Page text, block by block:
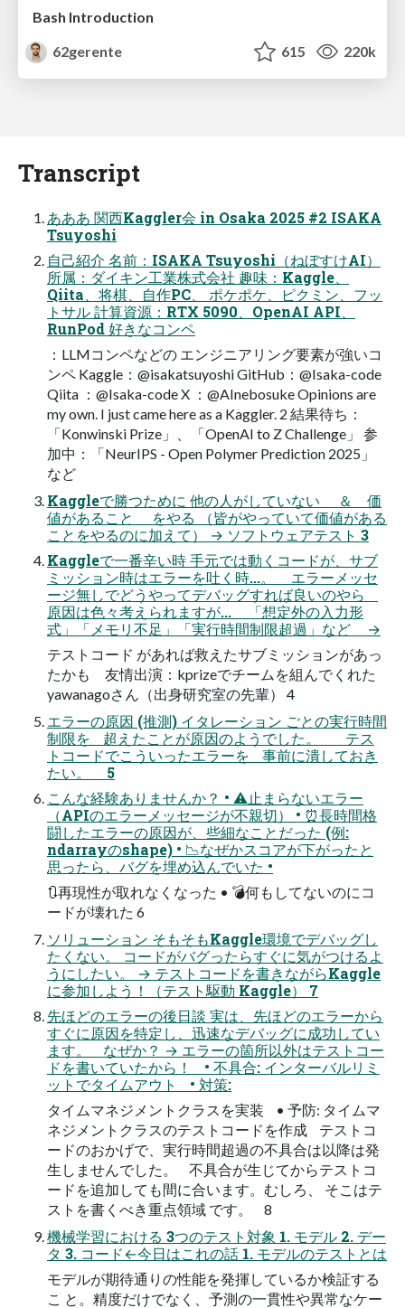
Bash Introduction
62gerente
615 220k
Transcript
あああ 関西Kaggler会 in Osaka 2025 #2 ISAKA
Tsuyoshi
自己紹介 名前：ISAKA Tsuyoshi（ねぼすけAI）
所属：ダイキン工業株式会社 趣味：Kaggle、
Qiita、将棋、自作PC、 ポケポケ、ピクミン、フッ
トサル 計算資源：RTX 5090、OpenAI API、
RunPod 好きなコンペ
：LLMコンペなどの エンジニアリング要素が強いコ
ンペ Kaggle：@isakatsuyoshi GitHub：@Isaka-code
Qiita ：@Isaka-code X ：@AInebosuke Opinions are
my own. I just came here as a Kaggler. 2 結果待ち：
「Konwinski Prize」、「OpenAI to Z Challenge」 参
加中：「NeurIPS - Open Polymer Prediction 2025」
など
Kaggleで勝つために 他の人がしていない ＆ 価
値があること をやる （皆がやっていて価値がある
ことをやるのに加えて） → ソフトウェアテスト 3
Kaggleで一番辛い時 手元では動くコードが、サブ
ミッション時はエラーを吐く時...。 エラーメッセ
ージ無しでどうやってデバッグすれば良いのやら
原因は色々考えられますが... 「想定外の入力形
式」「メモリ不足」「実行時間制限超過」など →
テストコード があれば救えたサブミッションがあっ
たかも 友情出演：kprizeでチームを組んでくれた
yawanagoさん（出身研究室の先輩） 4
エラーの原因 (推測) イタレーション ごとの実行時間
制限を 超えたことが原因のようでした。 テス
トコードでこういったエラーを 事前に潰しておき
たい。 5
こんな経験ありませんか？ • ⚠止まらないエラー
（APIのエラーメッセージが不親切） • ⏰長時間格
闘したエラーの原因が、些細なことだった (例:
ndarrayのshape) • 📉なぜかスコアが下がったと
思ったら、バグを埋め込んでいた •
🔃再現性が取れなくなった • 💣何もしてないのにコ
ードが壊れた 6
ソリューション そもそもKaggle環境でデバッグし
たくない。 コードがバグったらすぐに気がつけるよ
うにしたい。 → テストコードを書きながらKaggle
に参加しよう！（テスト駆動 Kaggle） 7
先ほどのエラーの後日談 実は、先ほどのエラーから
すぐに原因を特定し、迅速なデバッグに成功してい
ます。 なぜか？ → エラーの箇所以外はテストコー
ドを書いていたから！ • 不具合: インターバルリミ
ットでタイムアウト • 対策:
タイムマネジメントクラスを実装 • 予防: タイムマ
ネジメントクラスのテストコードを作成 テストコ
ードのおかげで、実行時間超過の不具合は以降は発
生しませんでした。 不具合が生じてからテストコ
ードを追加しても間に合います。むしろ、 そこはテ
ストを書くべき重点領域 です。 8
機械学習における 3つのテスト対象 1. モデル 2. デー
タ 3. コード←今日はこれの話 1. モデルのテストとは
モデルが期待通りの性能を発揮しているか検証する
こ と。精度だけでなく、予測の一貫性や異常なケー